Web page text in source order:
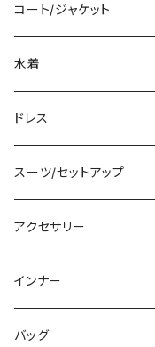
袖付き
ノースリーブ
その他
チュニック
シャツ/ブラウス
ベアトップ/チューブトップ
カーディガン/ボレロ
ニット/セーター
パーカー
スウェット/トレーナー
その他
クロップド丈
ロング丈
デニム
レギンス
その他
オールインワン
ミニ/ショート
ミディアム/ミモレ
ロング
その他
コート/ジャケット
コート
ジャケット
その他
水着
タンキニ
バンドゥビキニ
ワンピース
ラッシュガード
その他
ドレス
ミニ/ショート
ミディアム/ミモレ
ロング/マキシ
袖付き
スーツ/セットアップ
パンツスーツ
スカートスーツ
その他
アクセサリー
ネックレス
ブレスレット
インナー
ブラ/ブラトップ/ベアトップ
バッグ